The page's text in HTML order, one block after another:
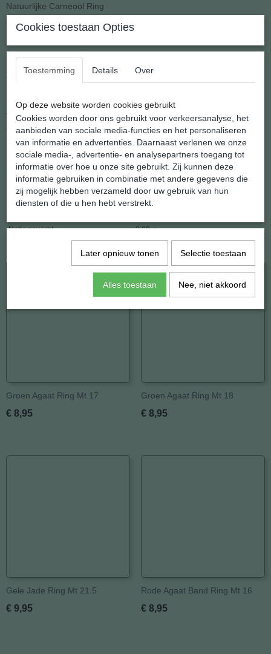
Natuurlijke Carneool Ring
Herkomst: Uruguay.
Gewicht: 2.8 gram.
Voor een grote groep mensen is het belangrijk dat de werking van
edelstenen volledig tot uiting komt.
Het rechtstreeks op de huid dragen van de steen kan dan
belangrijk zijn.
Daarnaast is het een moderne manier van sieraden dragen.
Specificaties
Netto gewicht 2,80 g
Ook interessant
Groen Agaat Ring Mt 17
€ 8,95
Groen Agaat Ring Mt 18
€ 8,95
Gele Jade Ring Mt 21.5
€ 9,95
Rode Agaat Band Ring Mt 16
€ 8,95
Cookies toestaan Opties
Toestemming Details Over
Op deze website worden cookies gebruikt
Cookies worden door ons gebruikt voor verkeersanalyse, het
aanbieden van sociale media-functies en het personaliseren
van informatie en advertenties. Daarnaast verlenen we onze
sociale media-, advertentie- en analysepartners toegang tot
informatie over hoe u onze site gebruikt. Zij kunnen deze
informatie gebruiken in combinatie met andere gegevens die
zij mogelijk hebben verzameld door uw gebruik van hun
diensten of die u hen hebt verstrekt.
Later opnieuw tonen Selectie toestaan
Alles toestaan Nee, niet akkoord